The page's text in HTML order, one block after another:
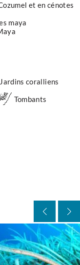
et en cénotes
maya
Jardins coralliens
Tombants